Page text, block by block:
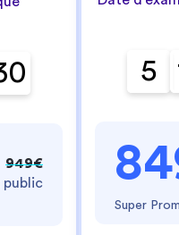
949€
public
5
Super